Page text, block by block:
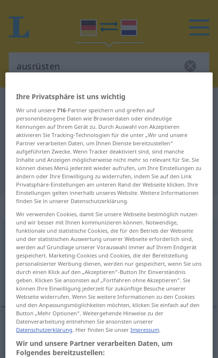
Deutsch-Niederländisch Wörterbuch
Deutsch-Niederländisch
Übersetzung für "ausrüsten"
"ausrüsten" Niederländisch
Übersetzung
„ausrüsten“
ausrüsten
Übersicht aller Übersetzungen
(Für mehr Details die Übersetzung anklicken/antippen)
uitrusten
uitrusten ausrüsten
Ihre Privatsphäre ist uns wichtig
Wir und unsere716-Partner speichern und greifen auf
personenbezogene Daten wie Browserdaten oder eindeutige
Kennungen auf Ihrem Gerät zu. Durch Auswahl von Akzeptieren
aktivieren Sie Tracking-Technologien für die unter „Wir und unsere
Partner verarbeiten Daten, um Ihnen Dienste bereitzustellen“
aufgeführten Zwecke. Wenn Tracker deaktiviert sind, sind manche
Inhalte und Anzeigen möglicherweise nicht mehr so relevant für Sie. Sie
können dieses Menü jederzeit wieder aufrufen, um Ihre Einstellungen zu
ändern oder Ihre Einwilligung zu widerrufen, indem Sie auf den Link
Privatsphäre-Einstellungen am unteren Rand der Webseite klicken. Ihre
Einstellungen gelten innerhalb unseres Website. Weitere Informationen
finden Sie in unserer Datenschutzerklärung.
Wir verwenden Cookies, damit Sie unsere Webseite bestmöglich nutzen
und wir besser mit Ihnen kommunizieren können. Notwendige,
funktionale und statistische Cookies, die für den Betrieb der Webseite
und der statistischen Auswertung unserer Webseite erforderlich sind,
werden auf Grundlage unserer Vorauswahl immer auf Ihrem Endgerät
gespeichert. Marketing-Cookies und Cookies, die der Bereitstellung
personalisierter Werbung dienen, werden nur gespeichert, wenn Sie uns
durch einen Klick auf den „Akzeptieren“-Button Ihr Einverständnis
geben. Klicken Sie ansonsten auf „Fortfahren ohne Akzeptieren“. Sie
können Ihre Einwilligung jederzeit für zukünftige Besuche unserer
Webseite widerrufen. Wenn Sie weitere Informationen zu den Cookies
und den Anpassungsmöglichkeiten möchten, klicken Sie einfach auf den
Button „Mehr Optionen“. Weitergehende Hinweise zu der
Datenverarbeitung entnehmen Sie ansonsten unserer
Datenschutzerklärung. Hier finden Sie unserImpressum.
Wir und unsere Partner verarbeiten Daten, um
Folgendes bereitzustellen: